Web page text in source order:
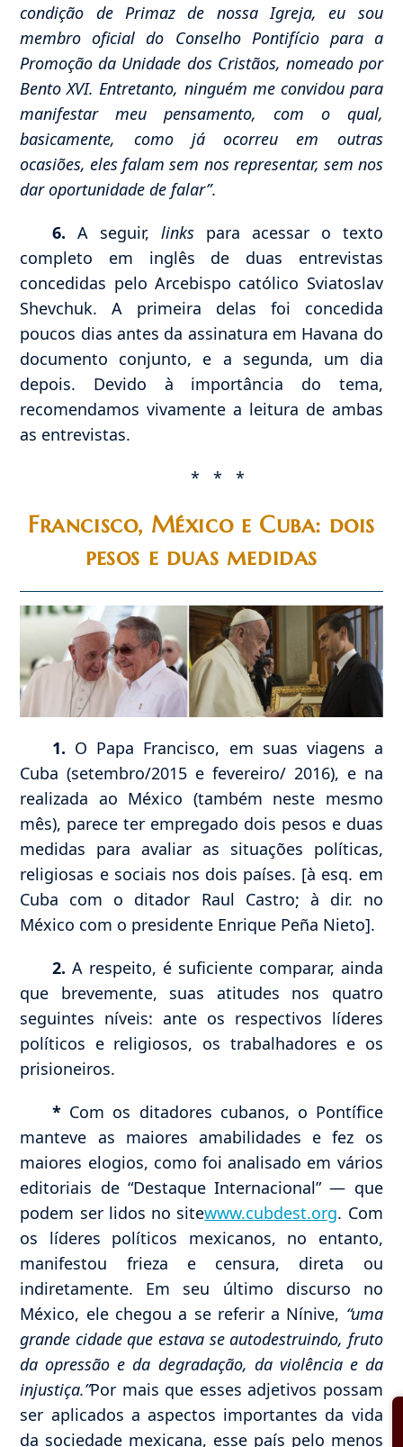
condição de Primaz de nossa Igreja, eu sou
membro oficial do Conselho Pontifício para a
Promoção da Unidade dos Cristãos, nomeado por
Bento XVI. Entretanto, ninguém me convidou para
manifestar meu pensamento, com o qual,
basicamente, como já ocorreu em outras
ocasiões, eles falam sem nos representar, sem nos
dar oportunidade de falar”.
6. A seguir,links para acessar o texto
completo em inglês de duas entrevistas
concedidas pelo Arcebispo católico Sviatoslav
Shevchuk. A primeira delas foi concedida
poucos dias antes da assinatura em Havana do
documento conjunto, e a segunda, um dia
depois. Devido à importância do tema,
recomendamos vivamente a leitura de ambas
as entrevistas.
* * *
Francisco, México e Cuba: dois
pesos e duas medidas
1. O Papa Francisco, em suas viagens a
Cuba (setembro/2015 e fevereiro/ 2016), e na
realizada ao México (também neste mesmo
mês), parece ter empregado dois pesos e duas
medidas para avaliar as situações políticas,
religiosas e sociais nos dois países. [à esq. em
Cuba com o ditador Raul Castro; à dir. no
México com o presidente Enrique Peña Nieto].
2. A respeito, é suficiente comparar, ainda
que brevemente, suas atitudes nos quatro
seguintes níveis: ante os respectivos líderes
políticos e religiosos, os trabalhadores e os
prisioneiros.
* Com os ditadores cubanos, o Pontífice
manteve as maiores amabilidades e fez os
maiores elogios, como foi analisado em vários
editoriais de “Destaque Internacional” — que
podem ser lidos no sitewww.cubdest.org. Com
os líderes políticos mexicanos, no entanto,
manifestou frieza e censura, direta ou
indiretamente. Em seu último discurso no
México, ele chegou a se referir a Nínive, “uma
grande cidade que estava se autodestruindo, fruto
da opressão e da degradação, da violência e da
injustiça.”Por mais que esses adjetivos possam
ser aplicados a aspectos importantes da vida
da sociedade mexicana, esse país pelo menos